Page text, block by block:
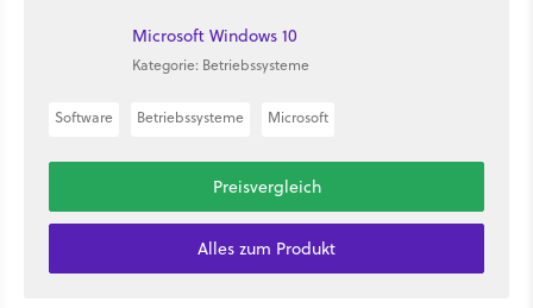
Microsoft Windows 10
Kategorie: Betriebssysteme
Software Betriebssysteme Microsoft
Preisvergleich
Alles zum Produkt